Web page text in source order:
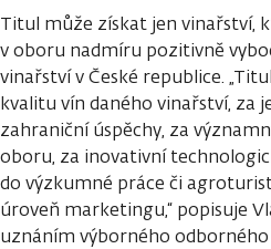
Titul může získat jen vinařství,
v oboru nadmíru pozitivně
vinařství v České republice.
kvalitu vín daného vinařství, za
zahraniční úspěchy, za
oboru, za inovativní
do výzkumné práce či
úroveň marketingu,“ popisuje
uznáním výborného